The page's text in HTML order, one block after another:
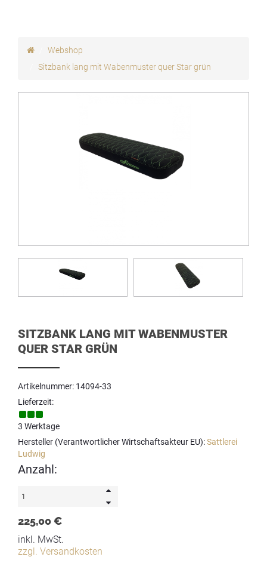
Webshop
Sitzbank lang mit Wabenmuster quer Star grün
SITZBANK LANG MIT WABENMUSTER
QUER STAR GRÜN
Artikelnummer: 14094-33
Lieferzeit:
3 Werktage
Hersteller (Verantwortlicher Wirtschaftsakteur EU):Sattlerei
Ludwig
Anzahl:
225,00 €
inkl. MwSt.
zzgl. Versandkosten